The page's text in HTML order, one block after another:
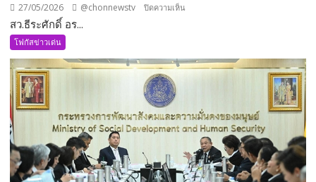
27/05/2026 @chonnewstv ปิดความเห็น
อรัญ
กมธ.คมนาคม
เพิ่ม
1
ตำแหน่ง
สว.ธีระศักดิ์ อร...
โฟกัสข่าวเด่น